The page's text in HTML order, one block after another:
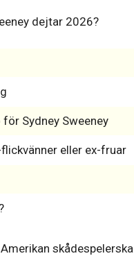
dejtar 2026?
Sydney Sweeney
eller ex-fruar